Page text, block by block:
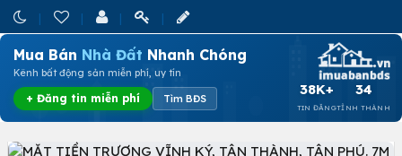
Mua Bán Nhà Đất Nhanh Chóng
Kênh bất động sản miễn phí, uy tín
+ Đăng tin miễn phí Tìm BĐS
38K+
TIN ĐĂNG
34
TỈNH THÀNH